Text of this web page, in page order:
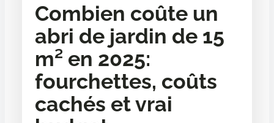
Combien coûte un
abri de jardin de 15
m² en 2025:
fourchettes, coûts
cachés et vrai